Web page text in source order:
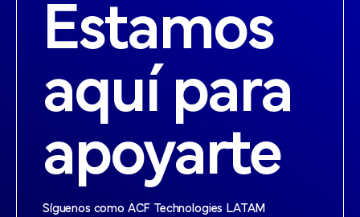
Estamos
aquí para
apoyarte
Síguenos como ACF Technologies LATAM